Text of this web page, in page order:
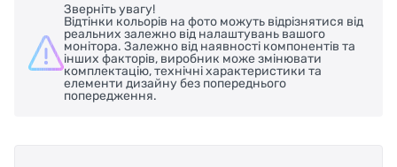
Зверніть увагу!
Відтінки кольорів на фото можуть відрізнятися від
реальних залежно від налаштувань вашого
монітора. Залежно від наявності компонентів та
інших факторів, виробник може змінювати
комплектацію, технічні характеристики та
елементи дизайну без попереднього
попередження.